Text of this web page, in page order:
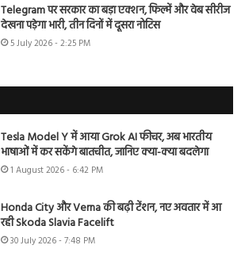
Telegram पर सरकार का बड़ा एक्शन, फिल्में और वेब सीरीज
देखना पड़ेगा भारी, तीन दिनों में दूसरा नोटिस
5 July 2026 - 2:25 PM
Tesla Model Y में आया Grok AI फीचर, अब भारतीय
भाषाओं में कर सकेंगे बातचीत, जानिए क्या-क्या बदलेगा
1 August 2026 - 6:42 PM
Honda City और Verna की बढ़ी टेंशन, नए अवतार में आ
रही Skoda Slavia Facelift
30 July 2026 - 7:48 PM